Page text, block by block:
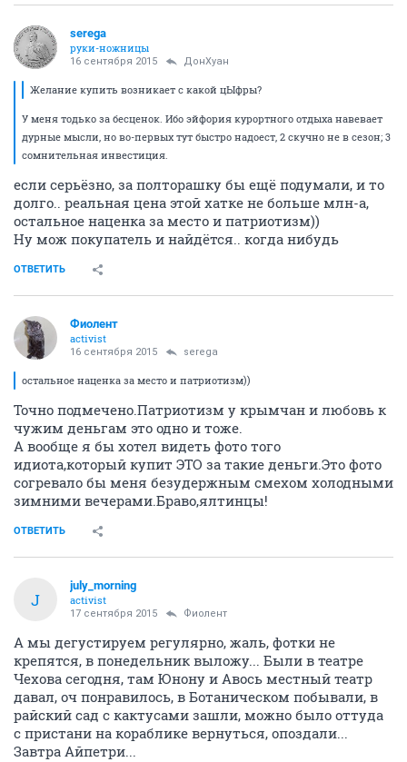
serega
руки-ножницы
16 сентября 2015 ДонХуан
Желание купить возникает с какой цЫфры?
У меня тодько за бесценок. Ибо эйфория курортного отдыха навевает
дурные мысли, но во-первых тут быстро надоест, 2 скучно не в сезон; 3
сомнительная инвестиция.
если серьёзно, за полторашку бы ещё подумали, и то
долго.. реальная цена этой хатке не больше млн-а,
остальное наценка за место и патриотизм))
Ну мож покупатель и найдётся.. когда нибудь
ОТВЕТИТЬ
Фиолент
activist
16 сентября 2015 serega
остальное наценка за место и патриотизм))
Точно подмечено.Патриотизм у крымчан и любовь к
чужим деньгам это одно и тоже.
А вообще я бы хотел видеть фото того
идиота,который купит ЭТО за такие деньги.Это фото
согревало бы меня безудержным смехом холодными
зимними вечерами.Браво,ялтинцы!
ОТВЕТИТЬ
J
july_morning
activist
17 сентября 2015 Фиолент
А мы дегустируем регулярно, жаль, фотки не
крепятся, в понедельник выложу... Были в театре
Чехова сегодня, там Юнону и Авось местный театр
давал, оч понравилось, в Ботаническом побывали, в
райский сад с кактусами зашли, можно было оттуда
с пристани на кораблике вернуться, опоздали...
Завтра Айпетри...